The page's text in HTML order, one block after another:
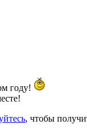
году!
, чтобы